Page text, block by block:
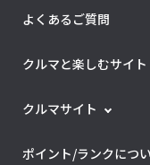
よくあるご質問
クルマと楽しむサイト
クルマサイト
ポイント/ランクにつ